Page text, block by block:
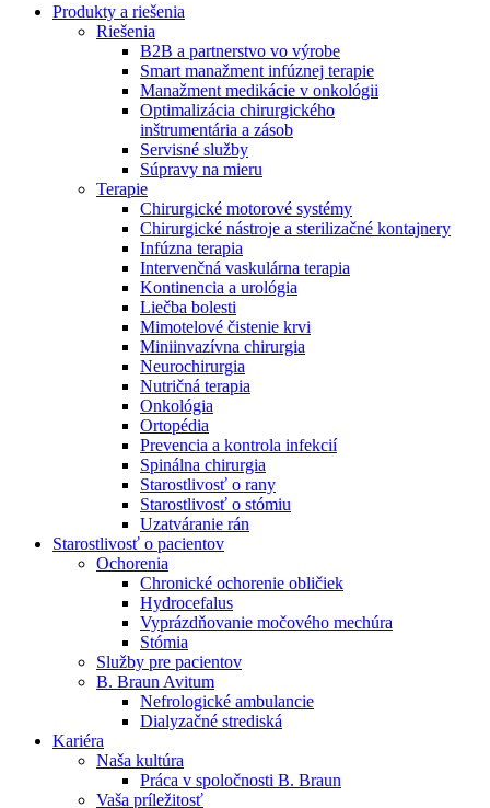
Produktový katalóg​
Objavte naše produkty. ​Navštívte produktový katalóg B.
Braun​ s našim kompletným produktovým portfóliom.​
Nefrologické ambulancie
V nefrologických ambulanciách prevádzkujeme poradenstvo
a prípravu pacientov k jednotlivým metódam náhrady funkcie
obličiek. Zvoľte si mesto, ktoré potrebujete a navštívte nás.
Zostaňte v dialógu s B. Braun. Kontaktujte nás.
Produkty a riešenia
Riešenia
B2B a partnerstvo vo výrobe
Smart manažment infúznej terapie
Manažment medikácie v onkológii
Optimalizácia chirurgického
inštrumentária a zásob
Servisné služby
Súpravy na mieru
Terapie
Chirurgické motorové systémy
Chirurgické nástroje a sterilizačné kontajnery
Infúzna terapia
Intervenčná vaskulárna terapia
Kontinencia a urológia
Liečba bolesti
Mimotelové čistenie krvi
Miniinvazívna chirurgia
Neurochirurgia
Nutričná terapia
Onkológia
Ortopédia
Prevencia a kontrola infekcií
Spinálna chirurgia
Starostlivosť o rany
Starostlivosť o stómiu
Uzatváranie rán
Starostlivosť o pacientov
Ochorenia
Chronické ochorenie obličiek
Hydrocefalus
Vyprázdňovanie močového mechúra
Stómia
Služby pre pacientov
B. Braun Avitum
Nefrologické ambulancie
Dialyzačné strediská
Kariéra
Naša kultúra
Práca v spoločnosti B. Braun
Vaša príležitosť